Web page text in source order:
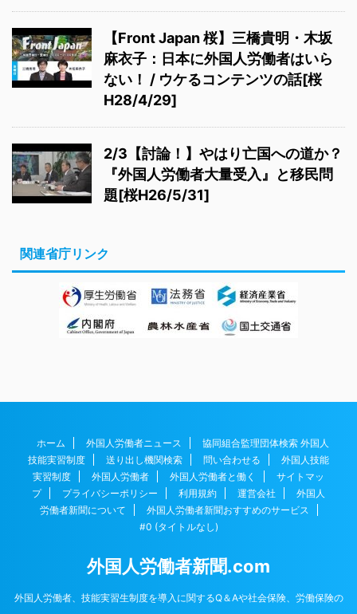
【Front Japan 桜】三橋貴明・木坂
麻衣子：日本に外国人労働者はいら
ない！ / ウケるコンテンツの話[桜
H28/4/29]
2/3【討論！】やはり亡国への道か？
『外国人労働者大量受入』と移民問
題[桜H26/5/31]
関連省庁リンク
ホーム 外国人労働者ニュース
協同組合監理団体検索 外国人
技能実習制度
送り出し機関検索 問い合わせる
外国人技能
実習制度
外国人労働者 外国人労働者と働く
サイトマッ
プ
プライバシーポリシー 利用規約 運営会社
外国人
労働者新聞について
外国人労働者新聞おすすめのサービス
#0 (タイトルなし)
外国人労働者新聞.com
外国人労働者、技能実習生制度を導入に関するQ＆Aや社会保険、労働保険の